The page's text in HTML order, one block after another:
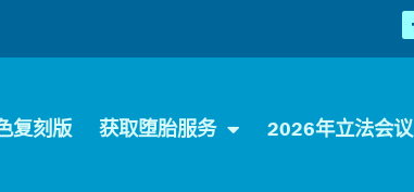
复刻版 获取堕胎服务 2026年立法会议